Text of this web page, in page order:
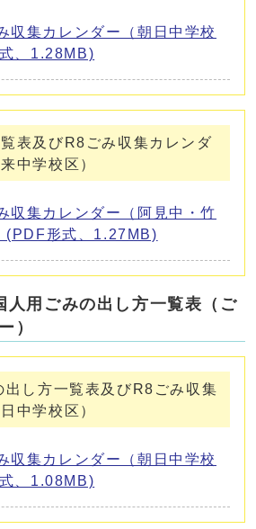
収集カレンダー（朝日中学校
、1.28MB)
表及びR8ごみ収集カレンダ
中学校区）
収集カレンダー（阿見中・竹
(PDF形式、1.27MB)
用ごみの出し方一覧表（ご
）
出し方一覧表及びR8ごみ収集
中学校区）
収集カレンダー（朝日中学校
、1.08MB)